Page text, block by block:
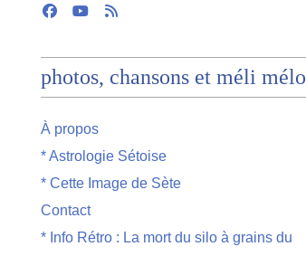
photos, chansons et méli mélo
À propos
* Astrologie Sétoise
* Cette Image de Sète
Contact
* Info Rétro : La mort du silo à grains du